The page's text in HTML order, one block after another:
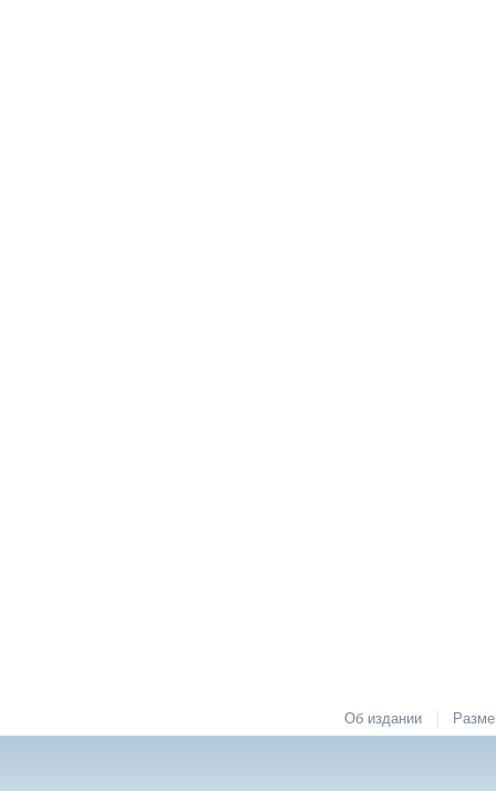
Об издании |